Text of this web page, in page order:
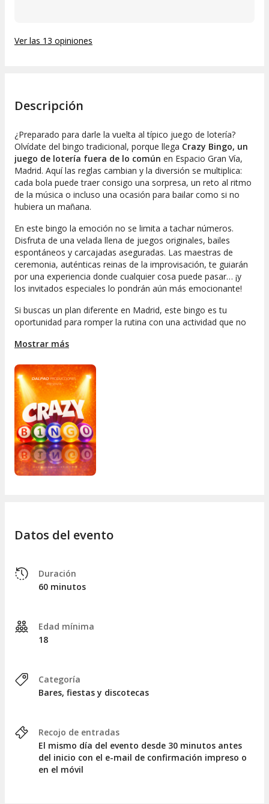
Ver las 13 opiniones
Descripción
¿Preparado para darle la vuelta al típico juego de lotería?
Olvídate del bingo tradicional, porque llega Crazy Bingo, un
juego de lotería fuera de lo común en Espacio Gran Vía,
Madrid. Aquí las reglas cambian y la diversión se multiplica:
cada bola puede traer consigo una sorpresa, un reto al ritmo
de la música o incluso una ocasión para bailar como si no
hubiera un mañana.
En este bingo la emoción no se limita a tachar números.
Disfruta de una velada llena de juegos originales, bailes
espontáneos y carcajadas aseguradas. Las maestras de
ceremonia, auténticas reinas de la improvisación, te guiarán
por una experiencia donde cualquier cosa puede pasar… ¡y
los invitados especiales lo pondrán aún más emocionante!
Si buscas un plan diferente en Madrid, este bingo es tu
oportunidad para romper la rutina con una actividad que no
juego de lotería fuera de lo común
entradas para Crazy Bingo y prepárate para una noche
inolvidable!
Mostrar más
Datos del evento
Duración
60 minutos
Edad mínima
18
Categoría
Bares, fiestas y discotecas
Recojo de entradas
El mismo día del evento desde 30 minutos antes
del inicio con el e-mail de confirmación impreso o
en el móvil